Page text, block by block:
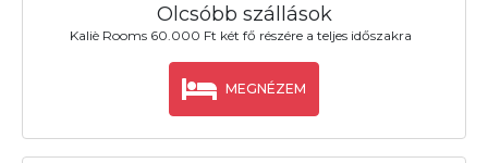
Olcsóbb szállások
Kaliè Rooms 60.000 Ft két fő részére a teljes időszakra
MEGNÉZEM